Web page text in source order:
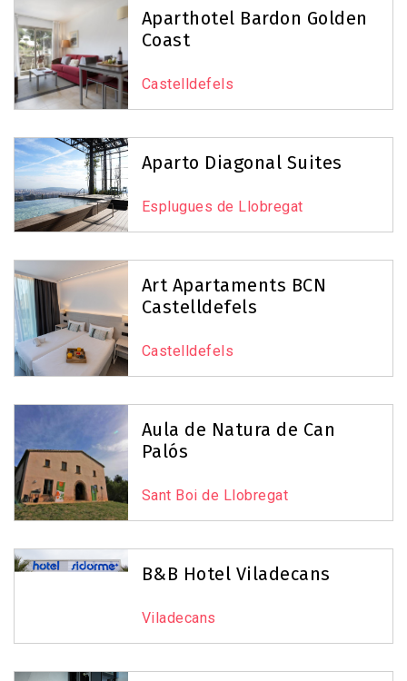
Aparthotel Bardon Golden
Coast
Castelldefels
Aparto Diagonal Suites
Esplugues de Llobregat
Art Apartaments BCN
Castelldefels
Castelldefels
Aula de Natura de Can
Palós
Sant Boi de Llobregat
B&B Hotel Viladecans
Viladecans